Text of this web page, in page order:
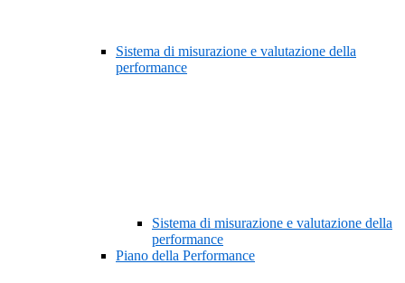
Sistema di misurazione e valutazione della
performance
Sistema di misurazione e valutazione della
performance
Piano della Performance